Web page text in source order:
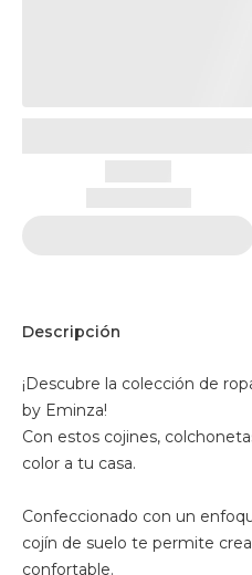
Descripción
¡Descubre la colección de
by Eminza!
Con estos cojines,
color a tu casa.
Confeccionado con un
cojín de suelo te permite
confortable.